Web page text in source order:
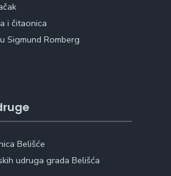
i čitaonica
Sigmund Romberg
Belišće
udruga grada Belišća